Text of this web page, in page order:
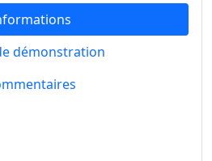
démonstration